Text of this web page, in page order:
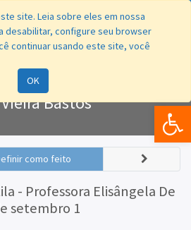
site. Leia sobre eles em nossa
desabilitar, configure seu browser
continuar usando este site, você
OK
Bastos"
- Professora Elisângela De
setembro 1
como feito